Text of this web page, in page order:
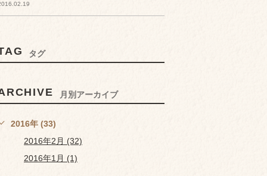
タグ
月別アーカイブ
2016年 (33)
2016年2月 (32)
2016年1月 (1)